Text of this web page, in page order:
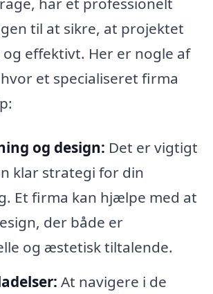
til at sikre, at projektet
effektivt. Her er nogle af
et specialiseret firma
og design: Det er vigtigt
klar strategi for din
Et firma kan hjælpe med at
der både er
og æstetisk tiltalende.
At navigere i de